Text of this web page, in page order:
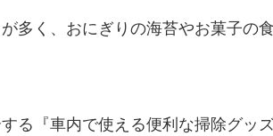
多く、おにぎりの海苔やお菓子の
る『車内で使える便利な掃除グッ